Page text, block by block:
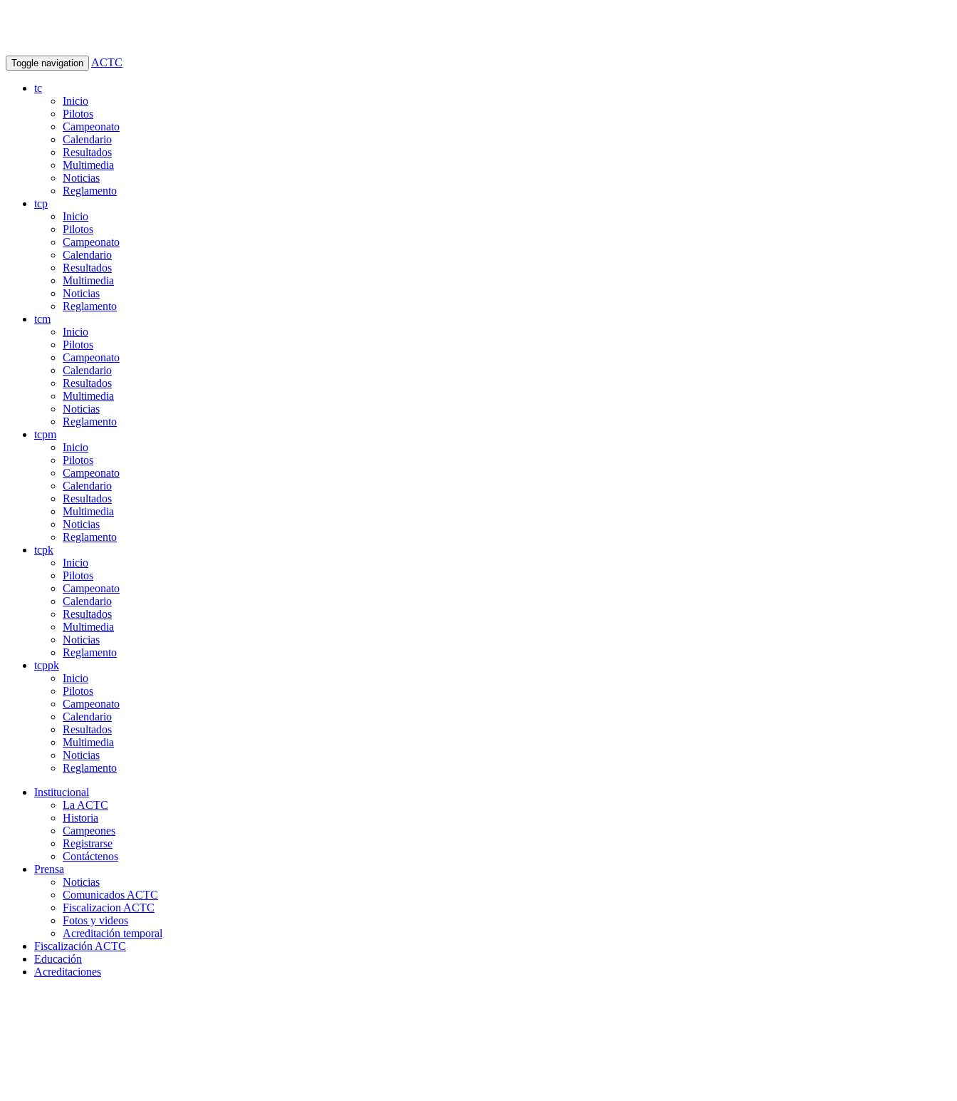
Toggle navigation ACTC
tc
Inicio
Pilotos
Campeonato
Calendario
Resultados
Multimedia
Noticias
Reglamento
tcp
Inicio
Pilotos
Campeonato
Calendario
Resultados
Multimedia
Noticias
Reglamento
tcm
Inicio
Pilotos
Campeonato
Calendario
Resultados
Multimedia
Noticias
Reglamento
tcpm
Inicio
Pilotos
Campeonato
Calendario
Resultados
Multimedia
Noticias
Reglamento
tcpk
Inicio
Pilotos
Campeonato
Calendario
Resultados
Multimedia
Noticias
Reglamento
tcppk
Inicio
Pilotos
Campeonato
Calendario
Resultados
Multimedia
Noticias
Reglamento
Institucional
La ACTC
Historia
Campeones
Registrarse
Contáctenos
Prensa
Noticias
Comunicados ACTC
Fiscalizacion ACTC
Fotos y videos
Acreditación temporal
Fiscalización ACTC
Educación
Acreditaciones